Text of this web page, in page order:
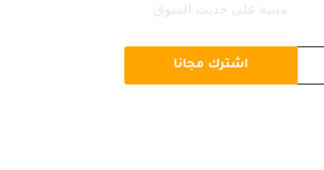
مبنية على حديث السوق